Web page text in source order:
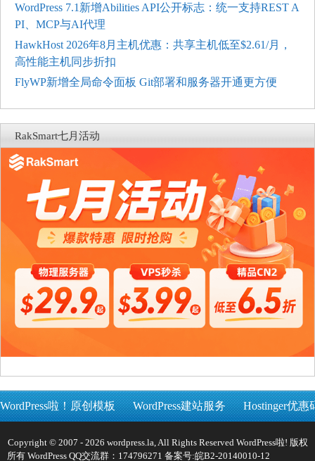
WordPress 7.1新增Abilities API公开标志：统一支持REST A
PI、MCP与AI代理
HawkHost 2026年8月主机优惠：共享主机低至$2.61/月，
高性能主机同步折扣
FlyWP新增全局命令面板 Git部署和服务器开通更方便
RakSmart七月活动
WordPress啦！原创模板 WordPress建站服务 Hostinger优惠
Copyright © 2007 - 2026 wordpress.la, All Rights Reserved WordPress啦! 版权
所有 WordPress QQ交流群：174796271 备案号:皖B2-20140010-12